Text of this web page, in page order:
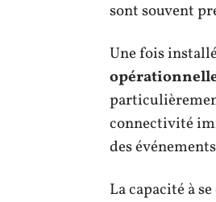
sont souvent
Une fois
connectivité
des
La capacité à